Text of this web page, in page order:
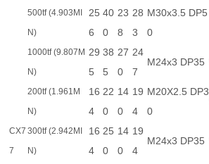
500tf (4.903MI
N)
25
6
40
0
23
8
28
3
M30x3.5 DP5
0
1000tf (9.807M
N)
29
5
38
5
27
0
24
7
M24x3 DP35
CX7
7
200tf (1.961M
N)
16
4
22
0
14
0
19
4
M20X2.5 DP3
0
300tf (2.942MI
N)
16
4
25
0
14
0
19
4
M24x3 DP35